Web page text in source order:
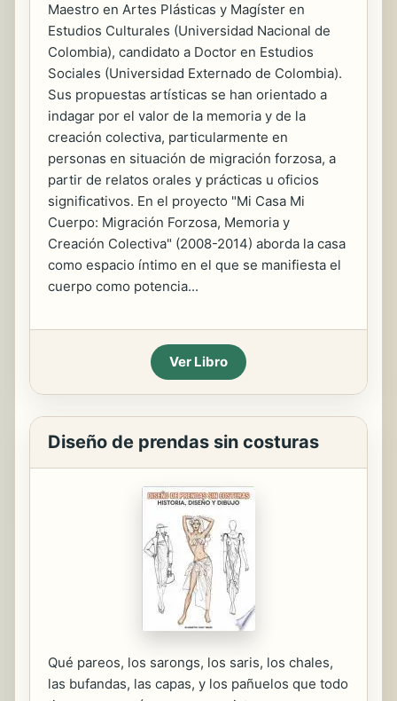
Maestro en Artes Plásticas y Magíster en
Estudios Culturales (Universidad Nacional de
Colombia), candidato a Doctor en Estudios
Sociales (Universidad Externado de Colombia).
Sus propuestas artísticas se han orientado a
indagar por el valor de la memoria y de la
creación colectiva, particularmente en
personas en situación de migración forzosa, a
partir de relatos orales y prácticas u oficios
significativos. En el proyecto "Mi Casa Mi
Cuerpo: Migración Forzosa, Memoria y
Creación Colectiva" (2008-2014) aborda la casa
como espacio íntimo en el que se manifiesta el
cuerpo como potencia...
Ver Libro
Diseño de prendas sin costuras
Qué pareos, los sarongs, los saris, los chales,
las bufandas, las capas, y los pañuelos que todo